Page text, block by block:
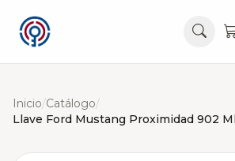
Inicio/Catálogo/